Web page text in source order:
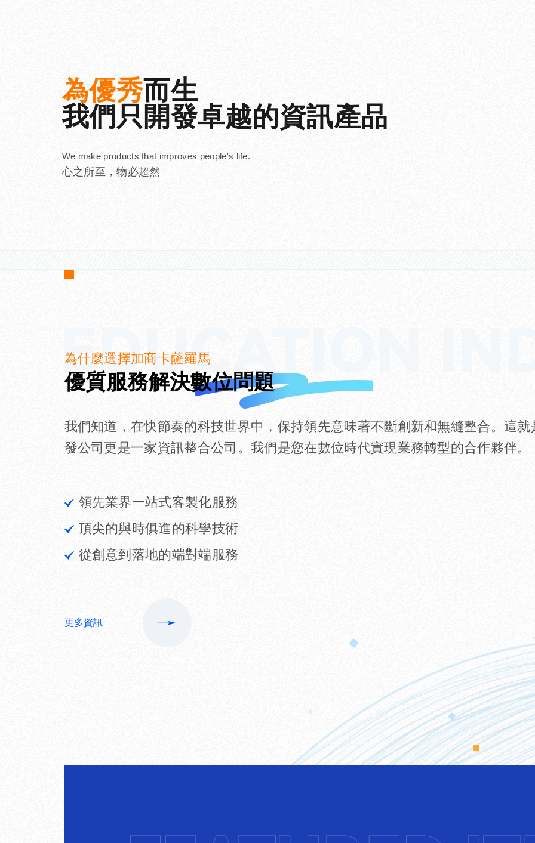
為優秀而生
我們只開發卓越的資訊產品
We make products that improves people's life.
心之所至，物必超然
為什麼選擇加商卡薩羅馬
優質服務解決數位問題
我們知道，在快節奏的科技世界中，保持領先意味著不斷創新和無縫整合。這
發公司更是一家資訊整合公司。我們是您在數位時代實現業務轉型的合作夥伴。
領先業界一站式客製化服務
頂尖的與時俱進的科學技術
從創意到落地的端對端服務
更多資訊